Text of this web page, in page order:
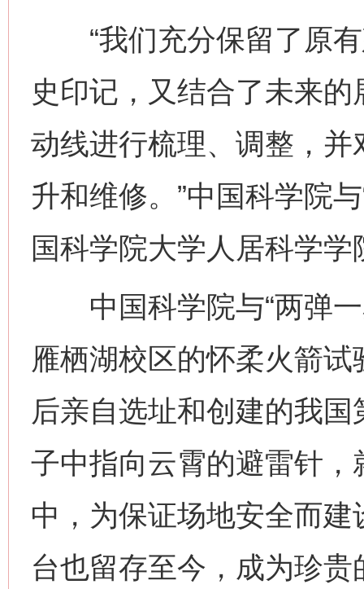
“我们充分保留了原有
史印记，又结合了未来
动线进行梳理、调整，
升和维修。”中国科学院
国科学院大学人居科学
中国科学院与“两弹一
雁栖湖校区的怀柔火箭
后亲自选址和创建的我
子中指向云霄的避雷针
中，为保证场地安全而
台也留存至今，成为珍贵